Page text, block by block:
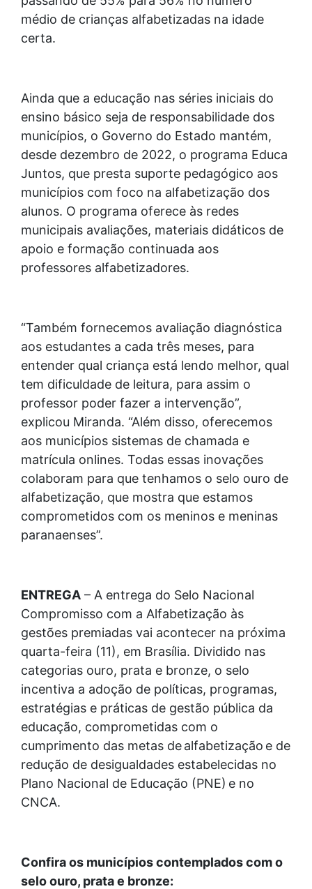
médio de crianças alfabetizadas na idade
certa.
Ainda que a educação nas séries iniciais do
ensino básico seja de responsabilidade dos
municípios, o Governo do Estado mantém,
desde dezembro de 2022, o programa Educa
Juntos, que presta suporte pedagógico aos
municípios com foco na alfabetização dos
alunos. O programa oferece às redes
municipais avaliações, materiais didáticos de
apoio e formação continuada aos
professores alfabetizadores.
“Também fornecemos avaliação diagnóstica
aos estudantes a cada três meses, para
entender qual criança está lendo melhor, qual
tem dificuldade de leitura, para assim o
professor poder fazer a intervenção”,
explicou Miranda. “Além disso, oferecemos
aos municípios sistemas de chamada e
matrícula onlines. Todas essas inovações
colaboram para que tenhamos o selo ouro de
alfabetização, que mostra que estamos
comprometidos com os meninos e meninas
paranaenses”.
ENTREGA – A entrega do Selo Nacional
Compromisso com a Alfabetização às
gestões premiadas vai acontecer na próxima
quarta-feira (11), em Brasília. Dividido nas
categorias ouro, prata e bronze, o selo
incentiva a adoção de políticas, programas,
estratégias e práticas de gestão pública da
educação, comprometidas com o
cumprimento das metas de alfabetização e de
redução de desigualdades estabelecidas no
Plano Nacional de Educação (PNE) e no
CNCA.
Confira os municípios contemplados com o
selo ouro, prata e bronze: